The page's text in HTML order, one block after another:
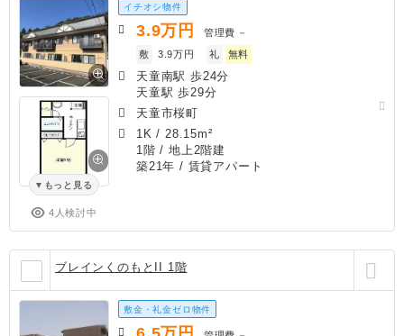
もっと見る
4人検討中
イチオシ物件
3.9万円 管理費 －
敷
3.9万円 礼 無料
天童南駅 歩24分
天童駅 歩29分
天童市桜町
1K / 28.15m²
1階 / 地上2階建
築21年 / 賃貸アパート
ブレインくのもとII 1階
敷金・礼金ゼロ物件